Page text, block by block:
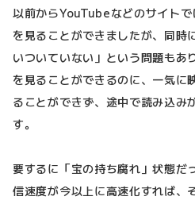
以前からYouTubeなどのサイト
を見ることができましたが、同時
いついていない」という問題もあ
を見ることができるのに、一気に
ることができず、途中で読み込み
す。
要するに「宝の持ち腐れ」状態だ
信速度が今以上に高速化すれば、